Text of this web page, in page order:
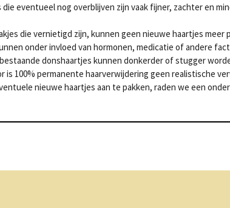
die eventueel nog overblijven zijn vaak fijner, zachter en
die vernietigd zijn, kunnen geen nieuwe haartjes meer
onder invloed van hormonen, medicatie of andere
bestaande donshaartjes kunnen donkerder of stugger
is 100% permanente haarverwijdering geen realistische
nieuwe haartjes aan te pakken, raden we een